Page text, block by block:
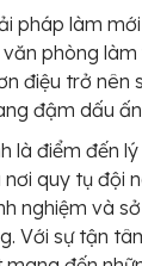
pháp làm
phòng
điệu trở nên
đậm dấu
là điểm đến
quy tụ đội
nghiệm và
Với sự tận